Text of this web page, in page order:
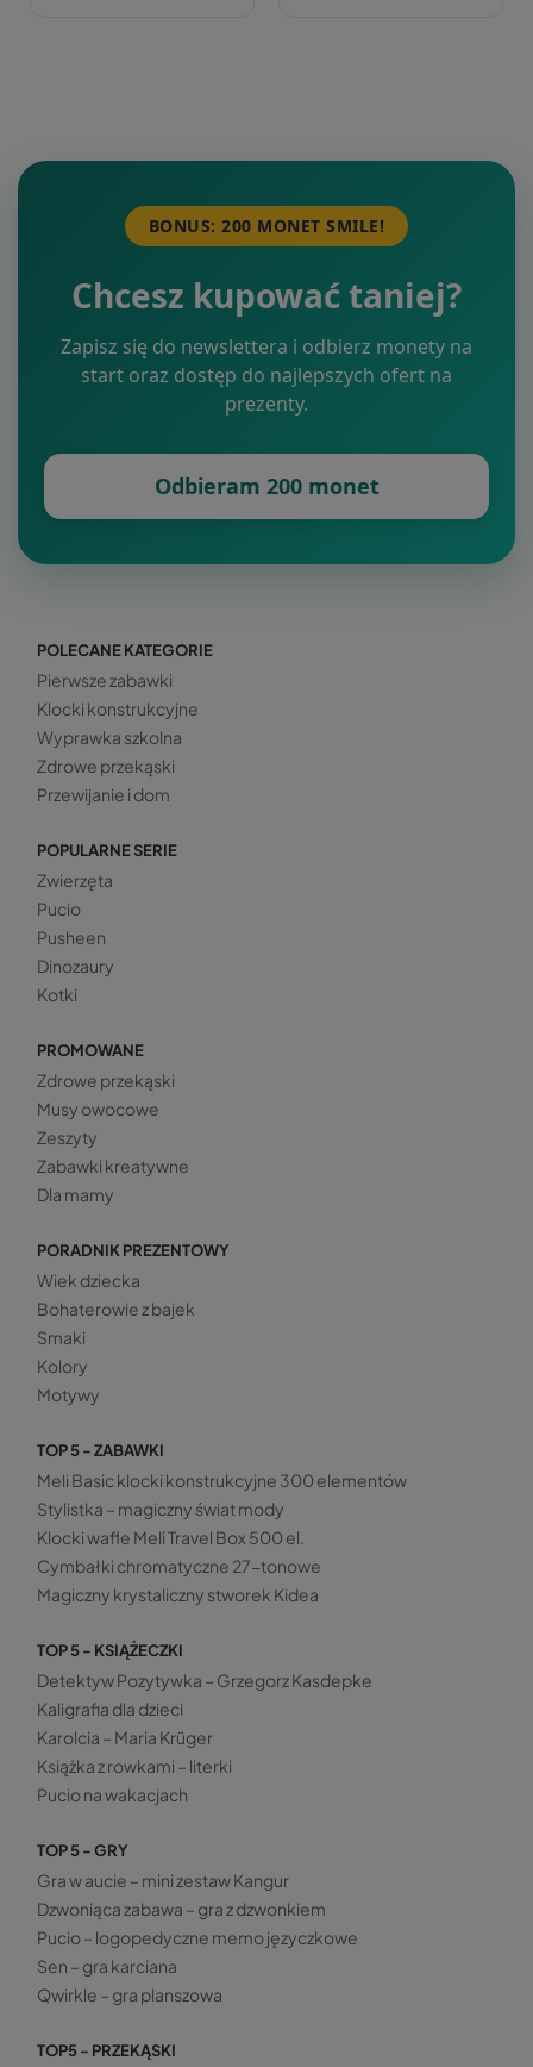
BONUS: 200 MONET SMILE!
Chcesz kupować taniej?
Zapisz się do newslettera i odbierz monety na
start oraz dostęp do najlepszych ofert na
prezenty.
Odbieram 200 monet
POLECANE KATEGORIE
Pierwsze zabawki
Klocki konstrukcyjne
Wyprawka szkolna
Zdrowe przekąski
Przewijanie i dom
POPULARNE SERIE
Zwierzęta
Pucio
Pusheen
Dinozaury
Kotki
PROMOWANE
Zdrowe przekąski
Musy owocowe
Zeszyty
Zabawki kreatywne
Dla mamy
PORADNIK PREZENTOWY
Wiek dziecka
Bohaterowie z bajek
Smaki
Kolory
Motywy
TOP 5 - ZABAWKI
Meli Basic klocki konstrukcyjne 300 elementów
Stylistka – magiczny świat mody
Klocki wafle Meli Travel Box 500 el.
Cymbałki chromatyczne 27-tonowe
Magiczny krystaliczny stworek Kidea
TOP 5 - KSIĄŻECZKI
Detektyw Pozytywka – Grzegorz Kasdepke
Kaligrafia dla dzieci
Karolcia – Maria Krüger
Książka z rowkami – literki
Pucio na wakacjach
TOP 5 - GRY
Gra w aucie – mini zestaw Kangur
Dzwoniąca zabawa – gra z dzwonkiem
Pucio – logopedyczne memo języczkowe
Sen – gra karciana
Qwirkle – gra planszowa
TOP5 - PRZEKĄSKI